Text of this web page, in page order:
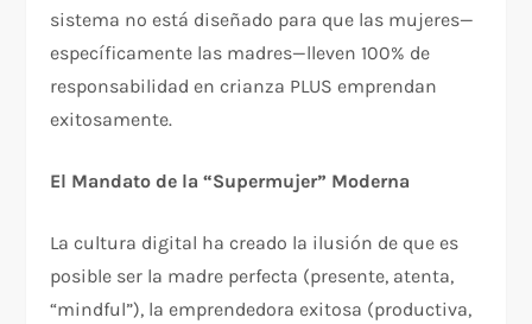
sistema no está diseñado para que las mujeres—
específicamente las madres—lleven 100% de
responsabilidad en crianza PLUS emprendan
exitosamente.​
El Mandato de la “Supermujer” Moderna
La cultura digital ha creado la ilusión de que es
posible ser la madre perfecta (presente, atenta,
“mindful”), la emprendedora exitosa (productiva,